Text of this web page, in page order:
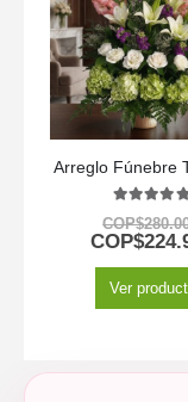
Arreglo Fúnebre
5.00
COP$
COP$
Ver